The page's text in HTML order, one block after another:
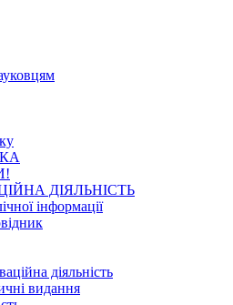
ДІЯЛЬНІСТЬ
інформації
діяльність
видання